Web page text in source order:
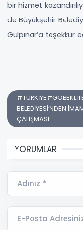
bir hizmet
de Büyükşehir
Gülpınar’a teşekkür
BELEDİYESİ’NDEN
ÇALIŞMASI
YORUMLAR
Adınız *
E-Posta